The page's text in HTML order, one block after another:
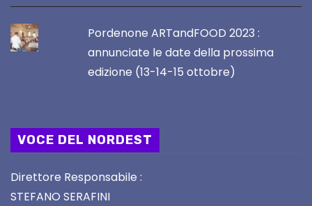
Pordenone ARTandFOOD 2023 :
annunciate le date della prossima
edizione (13-14-15 ottobre)
VOCE DEL NORDEST
Direttore Responsabile :
STEFANO SERAFINI